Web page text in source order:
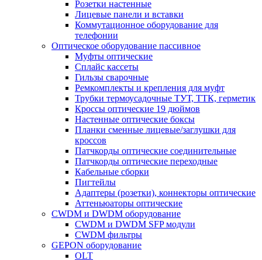
Розетки настенные
Лицевые панели и вставки
Коммутационное оборудование для
телефонии
Оптическое оборудование пассивное
Муфты оптические
Сплайс кассеты
Гильзы сварочные
Ремкомплекты и крепления для муфт
Трубки термоусадочные ТУТ, ТТК, герметик
Кроссы оптические 19 дюймов
Настенные оптические боксы
Планки сменные лицевые/заглушки для
кроссов
Патчкорды оптические соединительные
Патчкорды оптические переходные
Кабельные сборки
Пигтейлы
Адаптеры (розетки), коннекторы оптические
Аттеньюаторы оптические
CWDM и DWDM оборудование
CWDM и DWDM SFP модули
CWDM фильтры
GEPON оборудование
OLT